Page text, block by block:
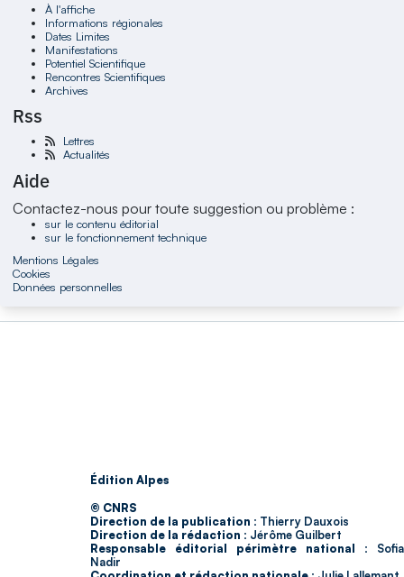
À l'affiche
Informations régionales
Dates Limites
Manifestations
Potentiel Scientifique
Rencontres Scientifiques
Archives
Rss
Lettres
Actualités
Aide
Contactez-nous pour toute suggestion ou problème :
sur le contenu éditorial
sur le fonctionnement technique
Mentions Légales
Cookies
Données personnelles
Édition Alpes
© CNRS
Direction de la publication : Thierry Dauxois
Direction de la rédaction : Jérôme Guilbert
Responsable éditorial périmètre national : Sofia
Nadir